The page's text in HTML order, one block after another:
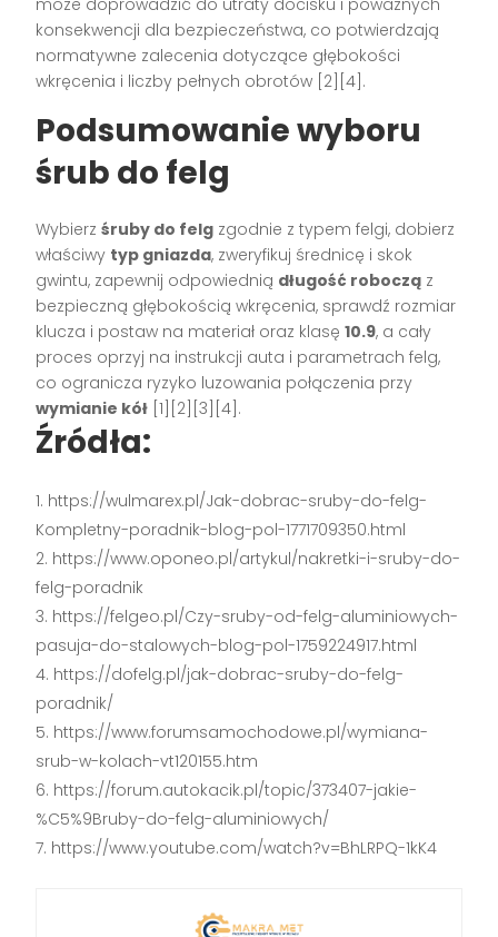
może doprowadzić do utraty docisku i poważnych
konsekwencji dla bezpieczeństwa, co potwierdzają
normatywne zalecenia dotyczące głębokości
wkręcenia i liczby pełnych obrotów [2][4].
Podsumowanie wyboru
śrub do felg
Wybierzśruby do felg zgodnie z typem felgi, dobierz
właściwy typ gniazda, zweryfikuj średnicę i skok
gwintu, zapewnij odpowiednią długość roboczą z
bezpieczną głębokością wkręcenia, sprawdź rozmiar
klucza i postaw na materiał oraz klasę10.9, a cały
proces oprzyj na instrukcji auta i parametrach felg,
co ogranicza ryzyko luzowania połączenia przy
wymianie kół [1][2][3][4].
Źródła:
https://wulmarex.pl/Jak-dobrac-sruby-do-felg-
Kompletny-poradnik-blog-pol-1771709350.html
https://www.oponeo.pl/artykul/nakretki-i-sruby-do-
felg-poradnik
https://felgeo.pl/Czy-sruby-od-felg-aluminiowych-
pasuja-do-stalowych-blog-pol-1759224917.html
https://dofelg.pl/jak-dobrac-sruby-do-felg-
poradnik/
https://www.forumsamochodowe.pl/wymiana-
srub-w-kolach-vt120155.htm
https://forum.autokacik.pl/topic/373407-jakie-
%C5%9Bruby-do-felg-aluminiowych/
https://www.youtube.com/watch?v=BhLRPQ-1kK4